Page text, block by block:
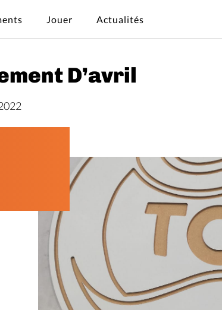
Jouer Actualités
D’avril